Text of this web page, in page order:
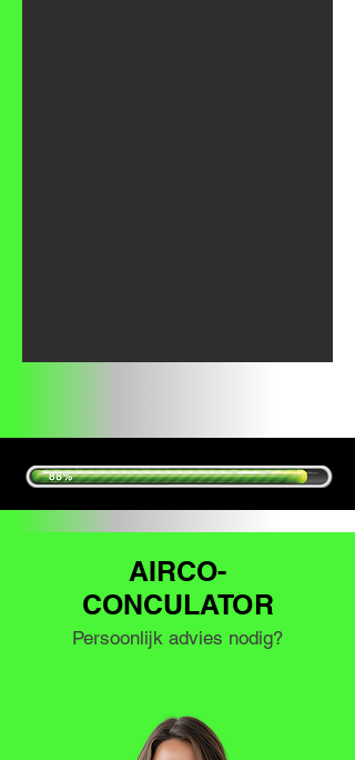
AIRCO-
CONCULATOR
Persoonlijk advies nodig?